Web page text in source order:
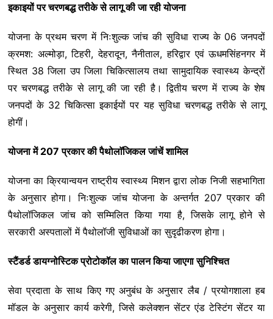
इकाइयों पर चरणबद्ध तरीके से लागू की जा रही योजना
योजना के प्रथम चरण में निःशुल्क जांच की सुविधा राज्य के 06 जनपदों
क्रमश: अल्मोड़ा, टिहरी, देहरादून, नैनीताल, हरिद्वार एवं ऊधमसिंहनगर में
स्थित 38 जिला उप जिला चिकित्सालय तथा सामुदायिक स्वास्थ्य केन्द्रों
पर चरणबद्ध तरीके से लागू की जा रही है। द्वितीय चरण में राज्य के शेष
जनपदों के 32 चिकित्सा इकाईयों पर यह सुविधा चरणबद्ध तरीके से लागू
होगीं।
योजना में 207 प्रकार की पैथोलाॅजिकल जांचें शामिल
योजना का क्रियान्वयन राष्ट्रीय स्वास्थ्य मिशन द्वारा लोक निजी सहभागिता
के अनुसार होगा। निःशुल्क जांच योजना के अन्तर्गत 207 प्रकार की
पैथोलॉजिकल जांच को सम्मिलित किया गया है, जिसके लागू होने से
सरकारी अस्पतालों में पैथोलॉजी सुविधाओं का सुदृढीकरण होगा।
स्टैंडर्ड डायग्नोस्टिक प्रोटोकॉल का पालन किया जाएगा सुनिश्चित
सेवा प्रदाता के साथ किए गए अनुबंध के अनुसार लैब / प्रयोगशाला हब
मॉडल के अनुसार कार्य करेगी, जिसे कलेक्शन सेंटर एंड टेस्टिंग सेंटर या